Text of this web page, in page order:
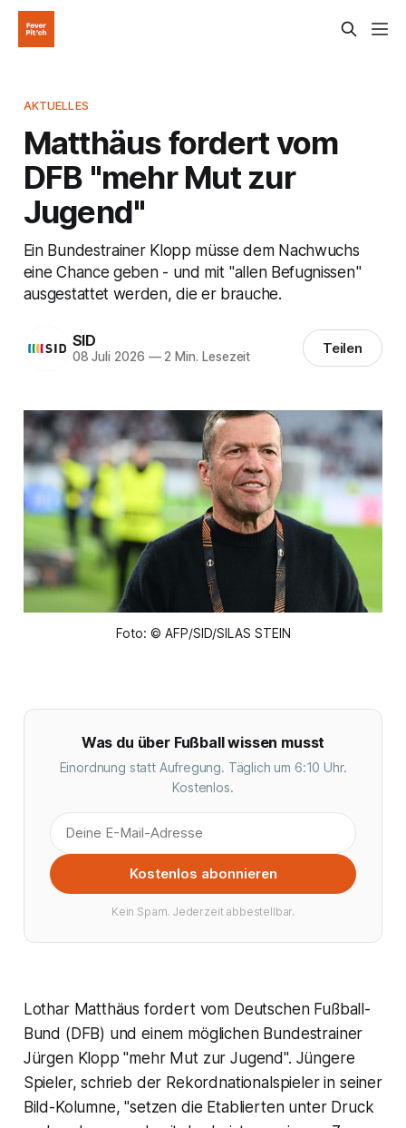
AKTUELLES
Matthäus fordert vom
DFB "mehr Mut zur
Jugend"
Ein Bundestrainer Klopp müsse dem Nachwuchs
eine Chance geben - und mit "allen Befugnissen"
ausgestattet werden, die er brauche.
SID
08 Juli 2026 —2 Min. Lesezeit Teilen
Foto: © AFP/SID/SILAS STEIN
Was du über Fußball wissen musst
Einordnung statt Aufregung. Täglich um 6:10 Uhr.
Kostenlos.
Kostenlos abonnieren
Kein Spam. Jederzeit abbestellbar.
Lothar Matthäus fordert vom Deutschen Fußball-
Bund (DFB) und einem möglichen Bundestrainer
Jürgen Klopp "mehr Mut zur Jugend". Jüngere
Spieler, schrieb der Rekordnationalspieler in seiner
Bild-Kolumne, "setzen die Etablierten unter Druck